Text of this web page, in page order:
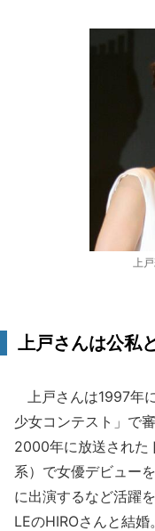
上
上戸さんは公私
上戸さんは1997年
少女コンテスト」で
2000年に放送された
系）で女優デビュー
に出演するなど活躍
LEのHIROさんと結